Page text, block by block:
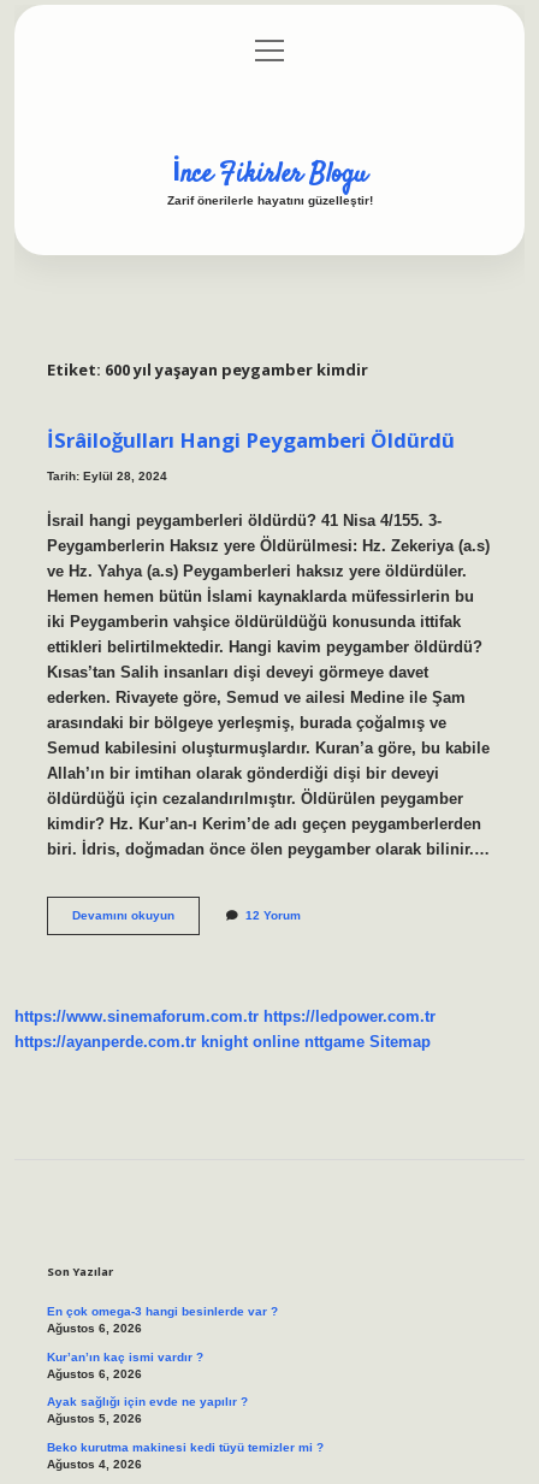
Gizlilik Politikası
menüyü
aç
İnce Fikirler Blogu
Zarif önerilerle hayatını güzelleştir!
Etiket: 600 yıl yaşayan peygamber kimdir
İSrâiloğulları Hangi Peygamberi Öldürdü
Tarih: Eylül 28, 2024
İsrail hangi peygamberleri öldürdü? 41 Nisa 4/155. 3-
Peygamberlerin Haksız yere Öldürülmesi: Hz. Zekeriya (a.s)
ve Hz. Yahya (a.s) Peygamberleri haksız yere öldürdüler.
Hemen hemen bütün İslami kaynaklarda müfessirlerin bu
iki Peygamberin vahşice öldürüldüğü konusunda ittifak
ettikleri belirtilmektedir. Hangi kavim peygamber öldürdü?
Kısas’tan Salih insanları dişi deveyi görmeye davet
ederken. Rivayete göre, Semud ve ailesi Medine ile Şam
arasındaki bir bölgeye yerleşmiş, burada çoğalmış ve
Semud kabilesini oluşturmuşlardır. Kuran’a göre, bu kabile
Allah’ın bir imtihan olarak gönderdiği dişi bir deveyi
öldürdüğü için cezalandırılmıştır. Öldürülen peygamber
kimdir? Hz. Kur’an-ı Kerim’de adı geçen peygamberlerden
biri. İdris, doğmadan önce ölen peygamber olarak bilinir.…
Devamını okuyunİSrâiloğulları12 Yorum
https://www.sinemaforum.com.tr https://ledpower.com.tr
https://ayanperde.com.tr knight online nttgame Sitemap
Son Yazılar
En çok omega-3 hangi besinlerde var ?
Ağustos 6, 2026
Kur’an’ın kaç ismi vardır ?
Ağustos 6, 2026
Ayak sağlığı için evde ne yapılır ?
Ağustos 5, 2026
Beko kurutma makinesi kedi tüyü temizler mi ?
Ağustos 4, 2026